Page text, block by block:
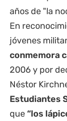
En
jóvenes
conmemora
2006 y por
Néstor
Estudiantes
que“los